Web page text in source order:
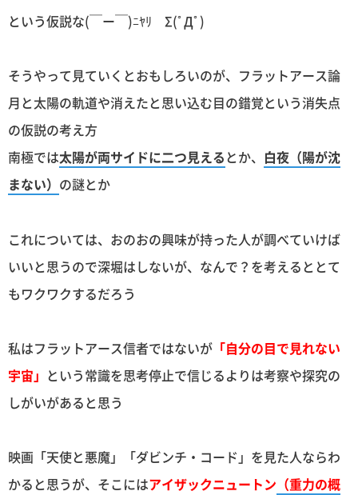
という仮説な(￣ー￣)ﾆﾔﾘ Σ(ﾟДﾟ)
そうやって見ていくとおもしろいのが、フラットアース論
月と太陽の軌道や消えたと思い込む目の錯覚という消失点
の仮説の考え方
南極では太陽が両サイドに二つ見えるとか、 白夜（陽が沈
まない） の謎とか
これについては、おのおの興味が持った人が調べていけば
いいと思うので深堀はしないが、なんで？を考えるととて
もワクワクするだろう
私はフラットアース信者ではないが 「自分の目で見れない
宇宙」 という常識を思考停止で信じるよりは考察や探究の
しがいがあると思う
映画「天使と悪魔」「ダビンチ・コード」を見た人ならわ
かると思うが、そこにはアイザックニュートン （重力の概